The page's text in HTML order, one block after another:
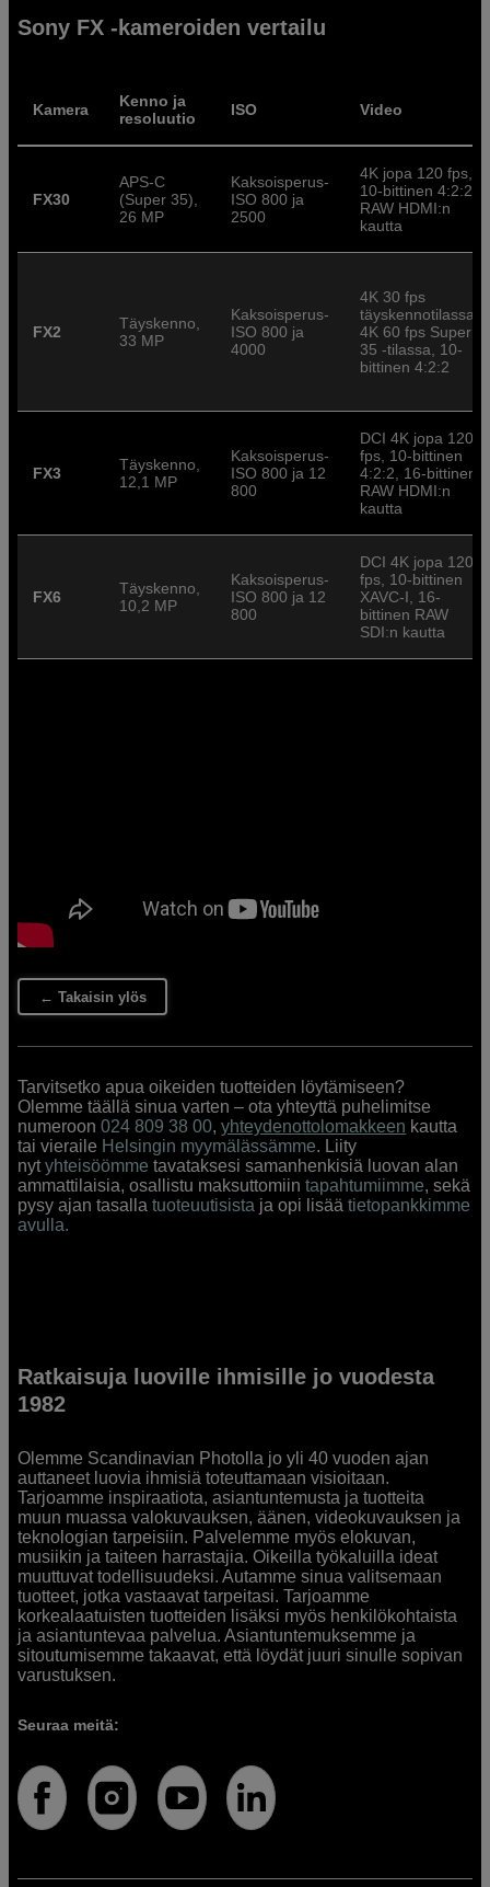
Sony FX -kameroiden vertailu
Kamera
Kenno ja
resoluutio
ISO Video
FX30
APS-C
(Super 35),
26 MP
Kaksoisperus-
ISO 800 ja
2500
4K jopa 120 fps,
10-bittinen 4:2:2,
RAW HDMI:n
kautta
FX2
Täyskenno,
33 MP
Kaksoisperus-
ISO 800 ja
4000
4K 30 fps
täyskennotilassa,
4K 60 fps Super
35 -tilassa, 10-
bittinen 4:2:2
FX3
Täyskenno,
12,1 MP
Kaksoisperus-
ISO 800 ja 12
800
DCI 4K jopa 120
fps, 10-bittinen
4:2:2, 16-bittinen
RAW HDMI:n
kautta
FX6
Täyskenno,
10,2 MP
Kaksoisperus-
ISO 800 ja 12
800
DCI 4K jopa 120
fps, 10-bittinen
XAVC-I, 16-
bittinen RAW
SDI:n kautta
← Takaisin ylös
Tarvitsetko apua oikeiden tuotteiden löytämiseen?
Olemme täällä sinua varten – ota yhteyttä puhelimitse
numeroon024 809 38 00,yhteydenottolomakkeen kautta
tai vieraile Helsingin myymälässämme. Liity
nytyhteisöömme tavataksesi samanhenkisiä luovan alan
ammattilaisia, osallistu maksuttomiintapahtumiimme, sekä
pysy ajan tasallatuoteuutisista ja opi lisäätietopankkimme
avulla.
Ratkaisuja luoville ihmisille jo vuodesta
1982
Olemme Scandinavian Photolla jo yli 40 vuoden ajan
auttaneet luovia ihmisiä toteuttamaan visioitaan.
Tarjoamme inspiraatiota, asiantuntemusta ja tuotteita
muun muassa valokuvauksen, äänen, videokuvauksen ja
teknologian tarpeisiin. Palvelemme myös elokuvan,
musiikin ja taiteen harrastajia. Oikeilla työkaluilla ideat
muuttuvat todellisuudeksi. Autamme sinua valitsemaan
tuotteet, jotka vastaavat tarpeitasi. Tarjoamme
korkealaatuisten tuotteiden lisäksi myös henkilökohtaista
ja asiantuntevaa palvelua. Asiantuntemuksemme ja
sitoutumisemme takaavat, että löydät juuri sinulle sopivan
varustuksen.
Seuraa meitä: